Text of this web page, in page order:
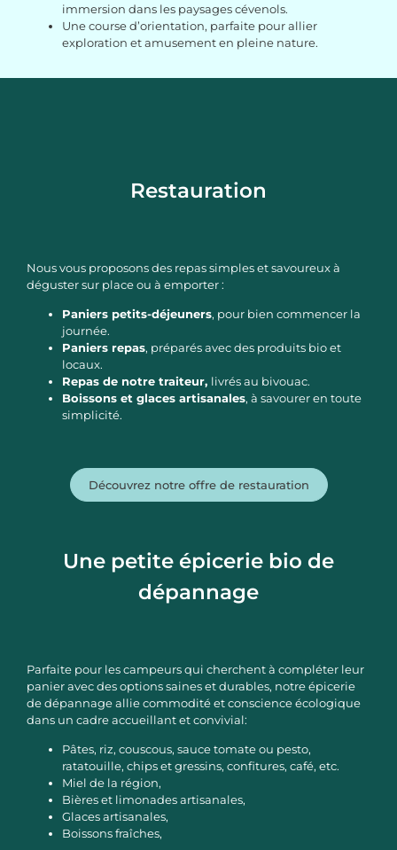
immersion dans les paysages cévenols.
Une course d’orientation, parfaite pour allier
exploration et amusement en pleine nature.
Restauration
Nous vous proposons des repas simples et savoureux à
déguster sur place ou à emporter :
Paniers petits-déjeuners, pour bien commencer la
journée.
Paniers repas, préparés avec des produits bio et
locaux.
Repas de notre traiteur, livrés au bivouac.
Boissons et glaces artisanales, à savourer en toute
simplicité.
Découvrez notre offre de restauration
Une petite épicerie bio de
dépannage
Parfaite pour les campeurs qui cherchent à compléter leur
panier avec des options saines et durables, notre épicerie
de dépannage allie commodité et conscience écologique
dans un cadre accueillant et convivial:
Pâtes, riz, couscous, sauce tomate ou pesto,
ratatouille, chips et gressins, confitures, café, etc.
Miel de la région,
Bières et limonades artisanales,
Glaces artisanales,
Boissons fraîches,